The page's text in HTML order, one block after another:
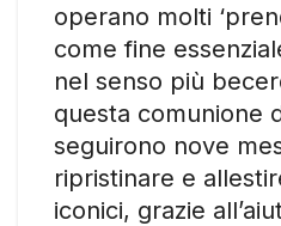
operano molti
come fine
nel senso più
questa comunione
seguirono nove
ripristinare e
iconici, grazie